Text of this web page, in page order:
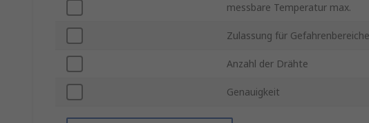
messbare Temperatur max.
Zulassung für Gefahrenbereiche
Anzahl der Drähte
Genauigkeit